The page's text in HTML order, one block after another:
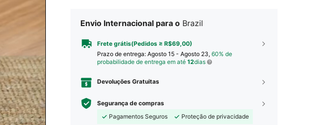
Envio Internacional para o Brazil
Frete grátis(Pedidos ≥ R$69,00)
Prazo de entrega: Agosto 15 - Agosto 23, 60% de
probabilidade de entrega em até 12dias
Devoluções Gratuitas
Segurança de compras
Pagamentos Seguros
Proteção de privacidade